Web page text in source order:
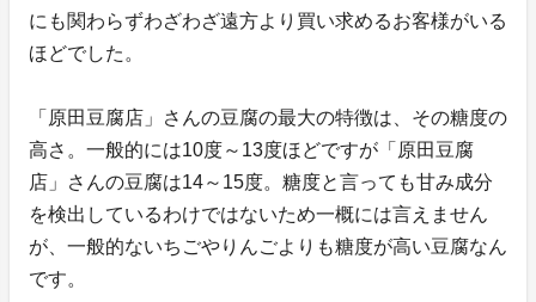
にも関わらずわざわざ遠方より買い求めるお客様がいる
ほどでした。
「原田豆腐店」さんの豆腐の最大の特徴は、その糖度の
高さ。一般的には10度～13度ほどですが「原田豆腐
店」さんの豆腐は14～15度。糖度と言っても甘み成分
を検出しているわけではないため一概には言えません
が、一般的ないちごやりんごよりも糖度が高い豆腐なん
です。